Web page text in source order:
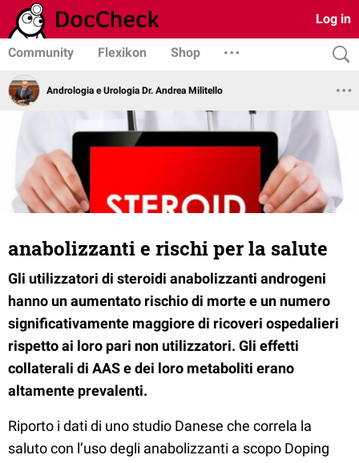
Log in
Community Flexikon Shop
Andrologia e Urologia Dr. Andrea Militello
anabolizzanti e rischi per la salute
Gli utilizzatori di steroidi anabolizzanti androgeni
hanno un aumentato rischio di morte e un numero
significativamente maggiore di ricoveri ospedalieri
rispetto ai loro pari non utilizzatori. Gli effetti
collaterali di AAS e dei loro metaboliti erano
altamente prevalenti.
Riporto i dati di uno studio Danese che correla la
saluto con l’uso degli anabolizzanti a scopo Doping